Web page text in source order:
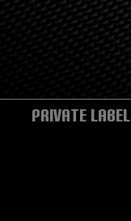
PRIVATE LABEL